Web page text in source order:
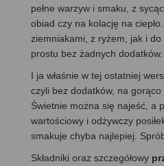
pełne warzyw i smaku, z
obiad czy na kolację na
ziemniakami, z ryżem, jak i
prostu bez żadnych dodatków.
I ja właśnie w tej ostatniej
czyli bez dodatków, na gorąco
Świetnie można się najeść, a
wartościowy i odżywczy
smakuje chyba najlepiej.
Składniki oraz szczegółowy